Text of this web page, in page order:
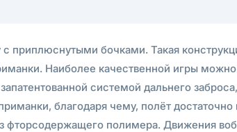
приплюснутыми бочками. Такая
Наиболее качественной игры можно
системой дальнего
благодаря чему, полёт
фторсодержащего полимера. Движения